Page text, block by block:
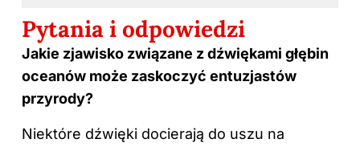
Pytania i odpowiedzi
Jakie zjawisko związane z dźwiękami głębin
oceanów może zaskoczyć entuzjastów
przyrody?
Niektóre dźwięki docierają do uszu na